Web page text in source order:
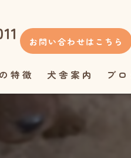
お問い合わせはこちら
特徴 犬舎案内 ブ